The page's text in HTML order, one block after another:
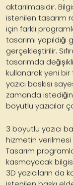
aktarılmasıdır.
istenilen tasarım
için farklı
tasarımı
gerçekleştirilir.
tasarımda
kullanarak yeni
yazıcı baskısı
zamanda
boyutlu yazıcılar
3 boyutlu yazıcı
hizmetin verilmesi
Tasarım
kasmayacak
3D yazıcıların da